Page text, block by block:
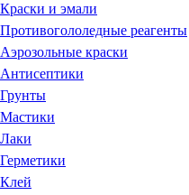
Краски и эмали
Противогололедные реагенты
Аэрозольные краски
Антисептики
Грунты
Мастики
Лаки
Герметики
Клей